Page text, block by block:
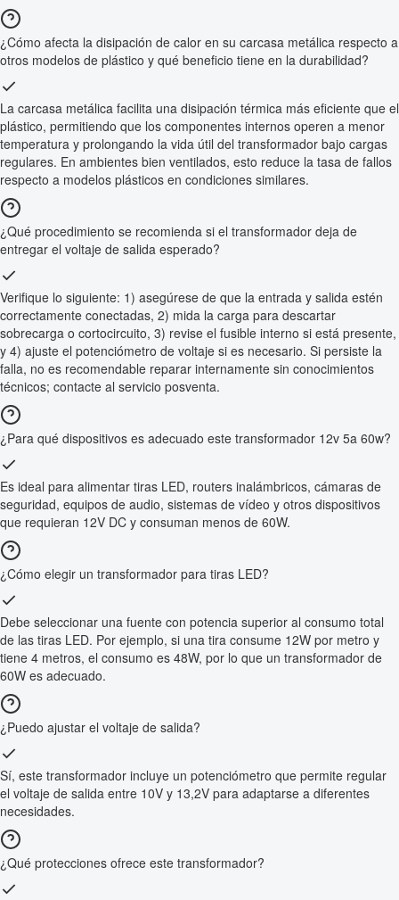
¿Cómo afecta la disipación de calor en su carcasa metálica respecto a
otros modelos de plástico y qué beneficio tiene en la durabilidad?
La carcasa metálica facilita una disipación térmica más eficiente que el
plástico, permitiendo que los componentes internos operen a menor
temperatura y prolongando la vida útil del transformador bajo cargas
regulares. En ambientes bien ventilados, esto reduce la tasa de fallos
respecto a modelos plásticos en condiciones similares.
¿Qué procedimiento se recomienda si el transformador deja de
entregar el voltaje de salida esperado?
Verifique lo siguiente: 1) asegúrese de que la entrada y salida estén
correctamente conectadas, 2) mida la carga para descartar
sobrecarga o cortocircuito, 3) revise el fusible interno si está presente,
y 4) ajuste el potenciómetro de voltaje si es necesario. Si persiste la
falla, no es recomendable reparar internamente sin conocimientos
técnicos; contacte al servicio posventa.
¿Para qué dispositivos es adecuado este transformador 12v 5a 60w?
Es ideal para alimentar tiras LED, routers inalámbricos, cámaras de
seguridad, equipos de audio, sistemas de vídeo y otros dispositivos
que requieran 12V DC y consuman menos de 60W.
¿Cómo elegir un transformador para tiras LED?
Debe seleccionar una fuente con potencia superior al consumo total
de las tiras LED. Por ejemplo, si una tira consume 12W por metro y
tiene 4 metros, el consumo es 48W, por lo que un transformador de
60W es adecuado.
¿Puedo ajustar el voltaje de salida?
Sí, este transformador incluye un potenciómetro que permite regular
el voltaje de salida entre 10V y 13,2V para adaptarse a diferentes
necesidades.
¿Qué protecciones ofrece este transformador?